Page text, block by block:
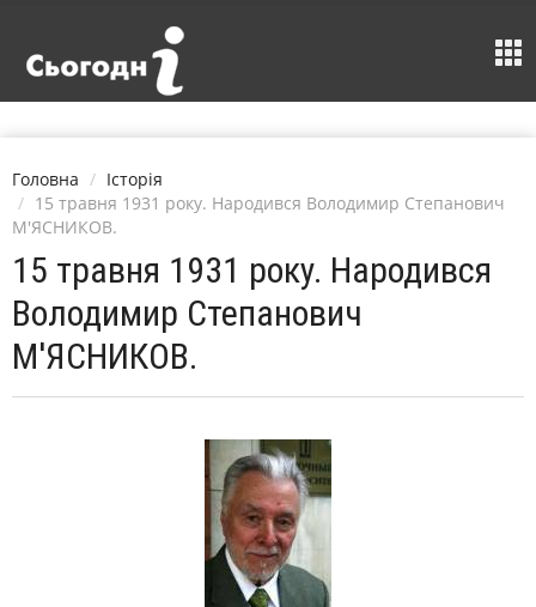
Головна
Історія
15 травня 1931 року. Народився Володимир Степанович
М'ЯСНИКОВ.
15 травня 1931 року. Народився
Володимир Степанович
М'ЯСНИКОВ.